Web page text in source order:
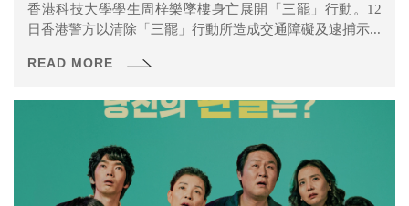
香港科技大學學生周梓樂墜樓身亡展開「三罷」行動。12
日香港警方以清除「三罷」行動所造成交通障礙及逮捕示...
READ MORE